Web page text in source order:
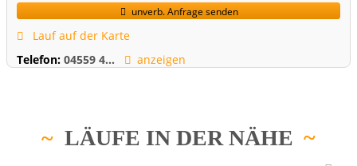
unverb. Anfrage senden
Lauf auf der Karte
Telefon: 04559 4... anzeigen
LÄUFE IN DER NÄHE